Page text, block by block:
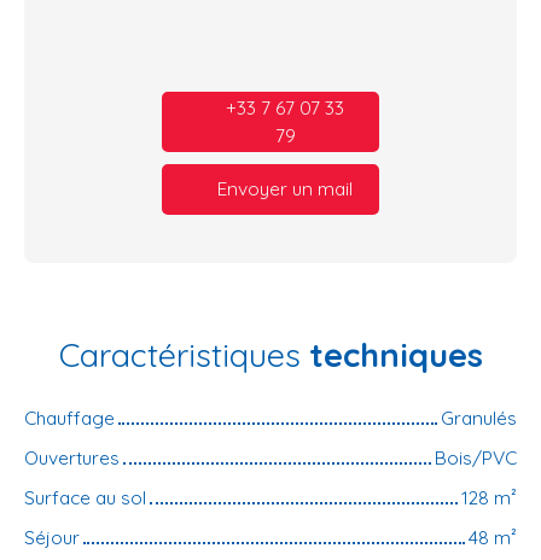
+33 7 67 07 33
79
Envoyer un mail
Caractéristiques techniques
Chauffage
Granulés
Ouvertures
Bois/PVC
Surface au sol
128 m²
Séjour
48 m²